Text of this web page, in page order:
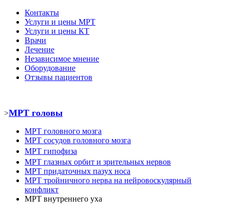
Контакты
Услуги и цены МРТ
Услуги и цены КТ
Врачи
Лечение
Независимое мнение
Оборудование
Отзывы пациентов
>МРТ головы
МРТ головного мозга
МРТ сосудов головного мозга
МРТ гипофиза
МРТ глазных орбит и зрительных нервов
МРТ придаточных пазух носа
МРТ тройничного нерва на нейровоскулярный
конфликт
МРТ внутреннего уха